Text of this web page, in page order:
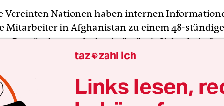
Vereinten Nationen haben internen
Mitarbeiter in Afghanistan zu einem 48-
Begründet wurde der Aufruf mit
mehr über das von den Taliban verhängte
UN beschäftigten Frauen zu erfahren. Das
vertraute Personen bei den Vereinten
taz zahl ich
Links lesen,